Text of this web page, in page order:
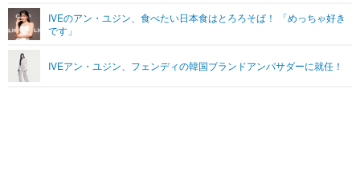
ショッピング その他
SPEED TEST
エンタメ
エンタメTOP 映画・ドラマ
ライフ
IVEのアン・ユジン、食べたい日本食はとろろそば！ 「めっちゃ好き
です」
IVEアン・ユジン、フェンディの韓国ブランドアンバサダーに就任！